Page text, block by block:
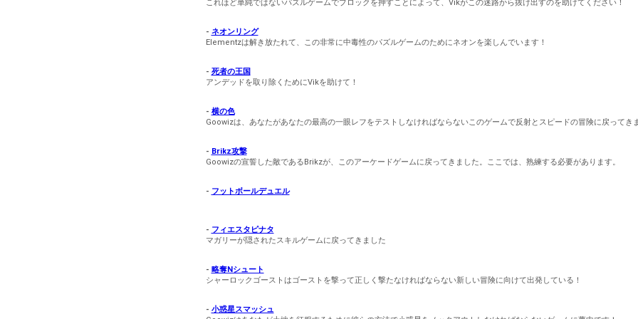
これほど単純ではないパズルゲームでブロックを押すことによって、Vikがこの迷路から抜け出すのを助けてください！
- ネオンリング
Elementzは解き放たれて、この非常に中毒性のパズルゲームのためにネオンを楽しんでいます！
- 死者の王国
アンデッドを取り除くためにVikを助けて！
- 横の色
Goowizは、あなたがあなたの最高の一眼レフをテストしなければならないこのゲームで反射とスピードの冒険に戻ってき
- Brikz攻撃
Goowizの宣誓した敵であるBrikzが、このアーケードゲームに戻ってきました。ここでは、熟練する必要があります。
- フットボールデュエル
- フィエスタピナタ
マガリーが隠されたスキルゲームに戻ってきました
- 略奪Nシュート
シャーロックゴーストはゴーストを撃って正しく撃たなければならない新しい冒険に向けて出発している！
- 小惑星スマッシュ